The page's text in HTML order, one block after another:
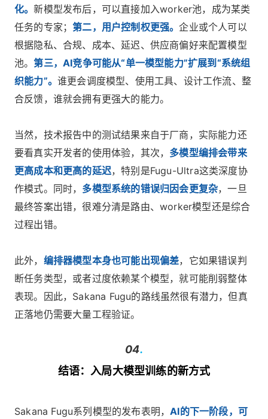
化。新模型发布后，可以直接加入worker池，成为某类
任务的专家；第二，用户控制权更强。企业或个人可以
根据隐私、合规、成本、延迟、供应商偏好来配置模型
池。第三，AI竞争可能从“单一模型能力”扩展到“系统组
织能力”。 谁更会调度模型、使用工具、设计工作流、整
合反馈，谁就会拥有更强大的能力。
当然，技术报告中的测试结果来自于厂商，实际能力还
要看真实开发者的使用体验，其次， 多模型编排会带来
更高成本和更高的延迟，特别是Fugu-Ultra这类深度协
作模式。同时， 多模型系统的错误归因会更复杂，一旦
最终答案出错，很难分清是路由、worker模型还是综合
过程出错。
此外， 编排器模型本身也可能出现偏差，它如果错误判
断任务类型，或者过度依赖某个模型，就可能削弱整体
表现。因此，Sakana Fugu的路线虽然很有潜力，但真
正落地仍需要大量工程验证。
04.
结语：入局大模型训练的新方式
Sakana Fugu系列模型的发布表明，AI的下一阶段，可